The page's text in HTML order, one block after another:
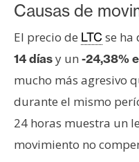
b
l
i
c
i
d
a
d
Causas de
El precio de LTC se ha
14 díasy un -24,38%
mucho más agresivo
durante el mismo
24 horas muestra un
movimiento no